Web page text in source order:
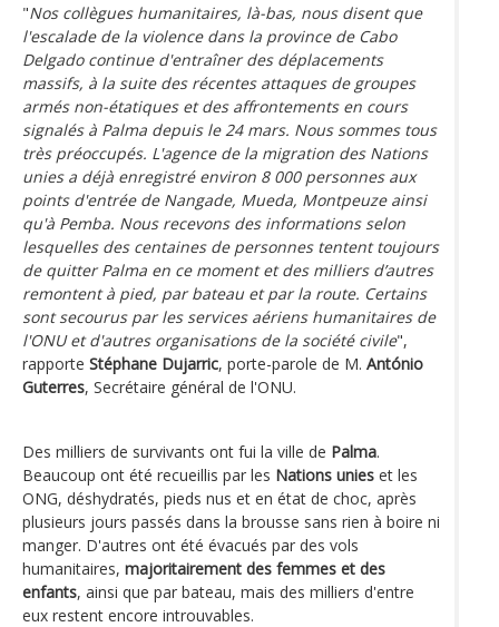
"Nos collègues humanitaires, là-bas, nous disent que
l'escalade de la violence dans la province de Cabo
Delgado continue d'entraîner des déplacements
massifs, à la suite des récentes attaques de groupes
armés non-étatiques et des affrontements en cours
signalés à Palma depuis le 24 mars. Nous sommes tous
très préoccupés. L'agence de la migration des Nations
unies a déjà enregistré environ 8 000 personnes aux
points d'entrée de Nangade, Mueda, Montpeuze ainsi
qu'à Pemba. Nous recevons des informations selon
lesquelles des centaines de personnes tentent toujours
de quitter Palma en ce moment et des milliers d’autres
remontent à pied, par bateau et par la route. Certains
sont secourus par les services aériens humanitaires de
l'ONU et d'autres organisations de la société civile",
rapporte Stéphane Dujarric, porte-parole de M. António
Guterres, Secrétaire général de l'ONU.
Des milliers de survivants ont fui la ville de Palma.
Beaucoup ont été recueillis par les Nations unies et les
ONG, déshydratés, pieds nus et en état de choc, après
plusieurs jours passés dans la brousse sans rien à boire ni
manger. D'autres ont été évacués par des vols
humanitaires, majoritairement des femmes et des
enfants, ainsi que par bateau, mais des milliers d'entre
eux restent encore introuvables.